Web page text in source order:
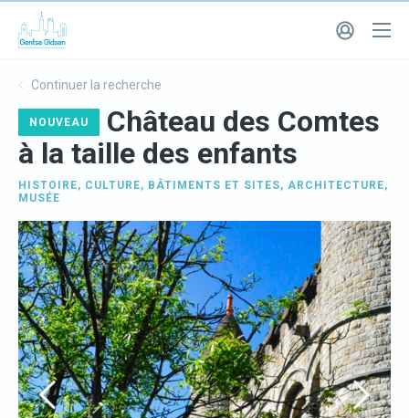
Continuer la recherche
NOUVEAU
Château des Comtes
à la taille des enfants
HISTOIRE, CULTURE, BÂTIMENTS ET SITES, ARCHITECTURE,
MUSÉE